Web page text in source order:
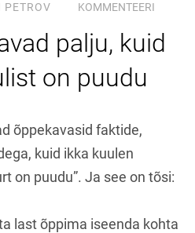
PETROV KOMMENTEERI
palju, kuid
on puudu
õppekavasid faktide,
kuid ikka kuulen
on puudu”. Ja see on tõsi:
last õppima iseenda kohta